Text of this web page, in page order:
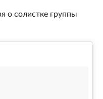
о солистке группы